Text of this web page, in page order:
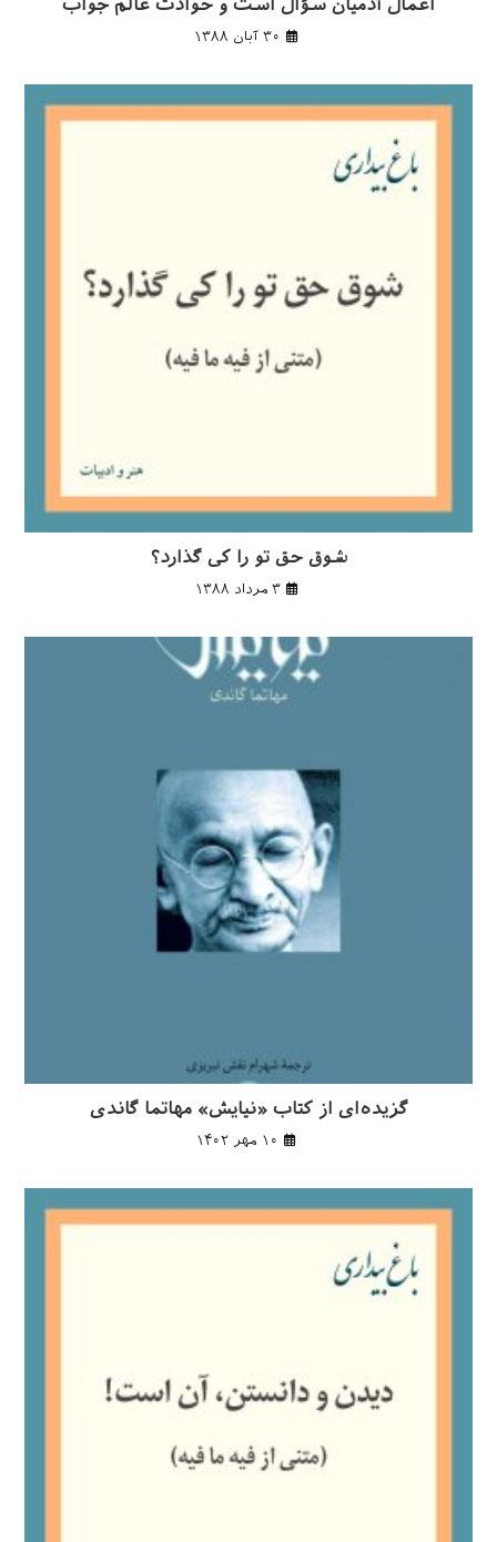
اعمال آدمیان سؤال است و حوادث عالم جواب
۳۰ آبان ۱۳۸۸
شوق حق تو را كی گذارد؟
۳ مرداد ۱۳۸۸
گزیده‌ای از کتاب «نیایش» مهاتما گاندی
۱۰ مهر ۱۴۰۲